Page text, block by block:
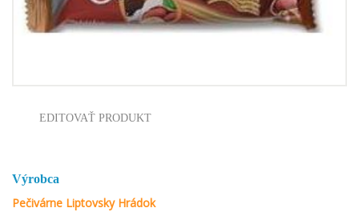
EDITOVAŤ PRODUKT
Výrobca
Pečivárne Liptovsky Hrádok